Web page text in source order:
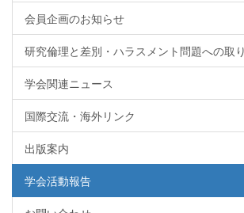
会員企画のお知らせ
研究倫理と差別・ハラスメント問題への取
学会関連ニュース
国際交流・海外リンク
出版案内
学会活動報告